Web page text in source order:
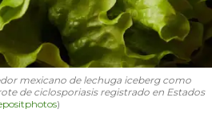
mexicano de lechuga iceberg como
de ciclosporiasis registrado en Estados
)